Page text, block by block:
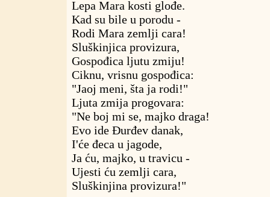
Lepa Mara kosti glođe.
Kad su bile u porodu -
Rodi Mara zemlji cara!
Sluškinjica provizura,
Gospođica ljutu zmiju!
Ciknu, vrisnu gospođica:
"Jaoj meni, šta ja rodi!"
Ljuta zmija progovara:
"Ne boj mi se, majko draga!
Evo ide Đurđev danak,
I'će đeca u jagode,
Ja ću, majko, u travicu -
Ujesti ću zemlji cara,
Sluškinjina provizura!"